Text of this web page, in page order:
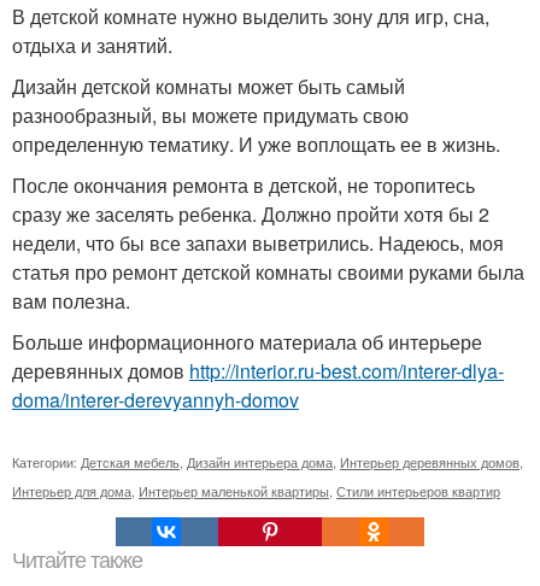
В детской комнате нужно выделить зону для игр, сна,
отдыха и занятий.
Дизайн детской комнаты может быть самый
разнообразный, вы можете придумать свою
определенную тематику. И уже воплощать ее в жизнь.
После окончания ремонта в детской, не торопитесь
сразу же заселять ребенка. Должно пройти хотя бы 2
недели, что бы все запахи выветрились. Надеюсь, моя
статья про ремонт детской комнаты своими руками была
вам полезна.
Больше информационного материала об интерьере
деревянных домов http://interior.ru-best.com/interer-dlya-
doma/interer-derevyannyh-domov
Категории: Детская мебель Дизайн интерьера дома Интерьер деревянных домов
Интерьер для дома Интерьер маленькой квартиры Стили интерьеров квартир
Читайте также